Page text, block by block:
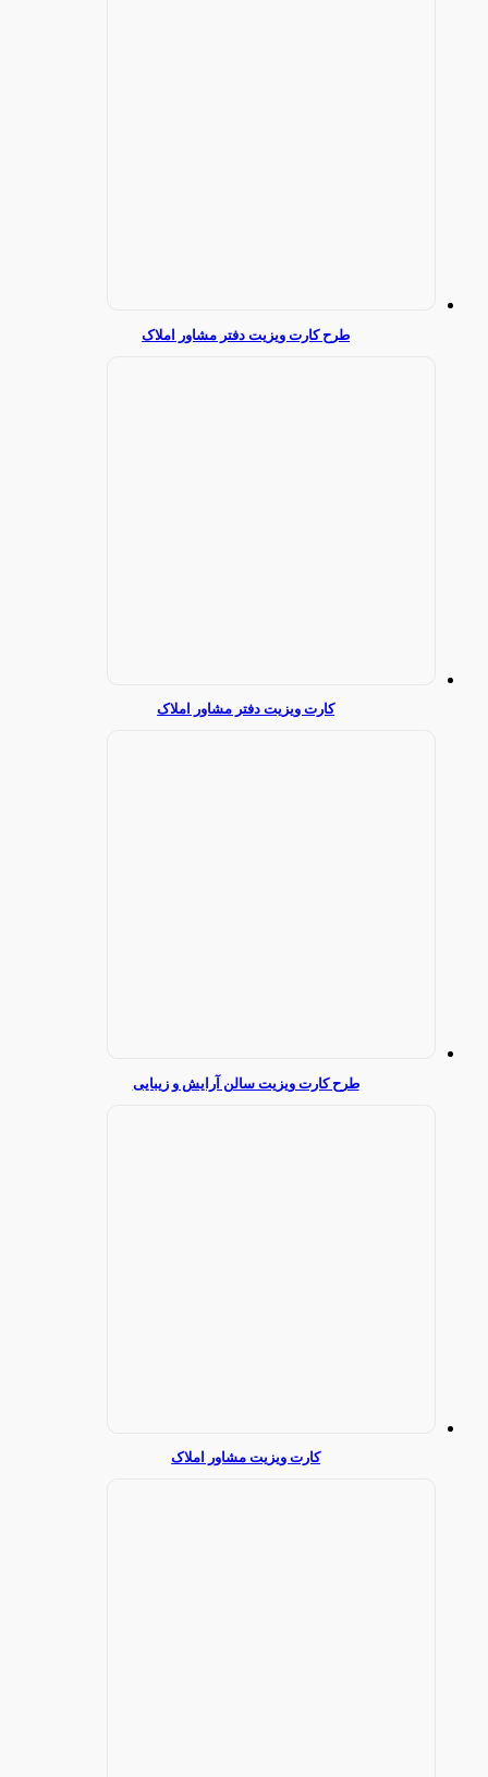
طرح کارت ویزیت دفتر مشاور املاک
کارت ویزیت دفتر مشاور املاک
طرح کارت ویزیت سالن آرایش و زیبایی
کارت ویزیت مشاور املاک